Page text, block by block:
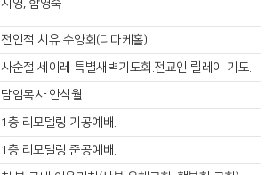
시영, 함영숙
전인적 치유 수양회(디다케홀).
사순절 세이레 특별새벽기도회.전교인 릴레이 기도.
담임목사 안식월
1층 리모델링 기공예배.
1층 리모델링 준공예배.